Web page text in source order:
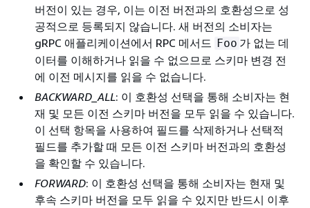
버전이 있는 경우, 이는 이전 버전과의 호환성으로 성
공적으로 등록되지 않습니다. 새 버전의 소비자는
gRPC 애플리케이션에서 RPC 메서드 Foo 가 없는 데
이터를 이해하거나 읽을 수 없으므로 스키마 변경 전
에 이전 메시지를 읽을 수 없습니다.
BACKWARD_ALL: 이 호환성 선택을 통해 소비자는 현
재 및 모든 이전 스키마 버전을 모두 읽을 수 있습니다.
이 선택 항목을 사용하여 필드를 삭제하거나 선택적
필드를 추가할 때 모든 이전 스키마 버전과의 호환성
을 확인할 수 있습니다.
FORWARD: 이 호환성 선택을 통해 소비자는 현재 및
후속 스키마 버전을 모두 읽을 수 있지만 반드시 이후